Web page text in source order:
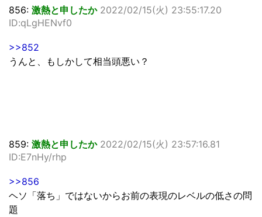
856: 激熱と申したか 2022/02/15(火) 23:55:17.20
ID:qLgHENvf0
>>852
うんと、もしかして相当頭悪い？
859: 激熱と申したか 2022/02/15(火) 23:57:16.81
ID:E7nHy/rhp
>>856
ヘソ「落ち」ではないからお前の表現のレベルの低さの問
題